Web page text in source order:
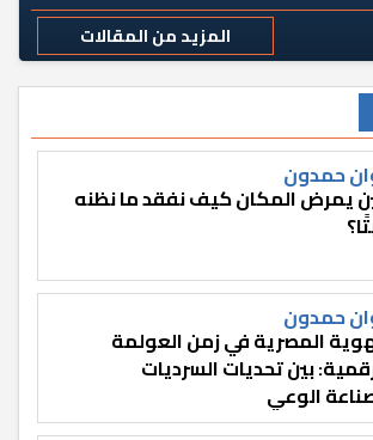
المزيد من المقالات
حمدون
يمرض المكان كيف نفقد ما نظنه
حمدون
المصرية في زمن العولمة
بين تحديات السرديات
الوعي